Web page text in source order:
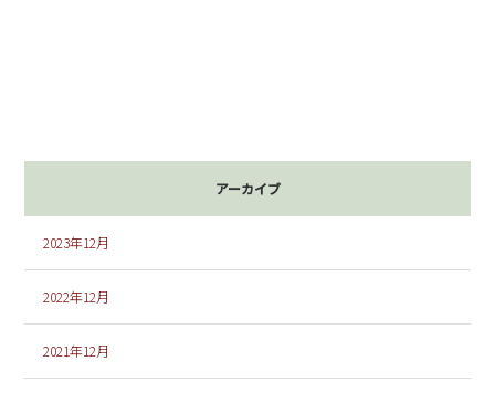
アーカイブ
2023年12月
2022年12月
2021年12月